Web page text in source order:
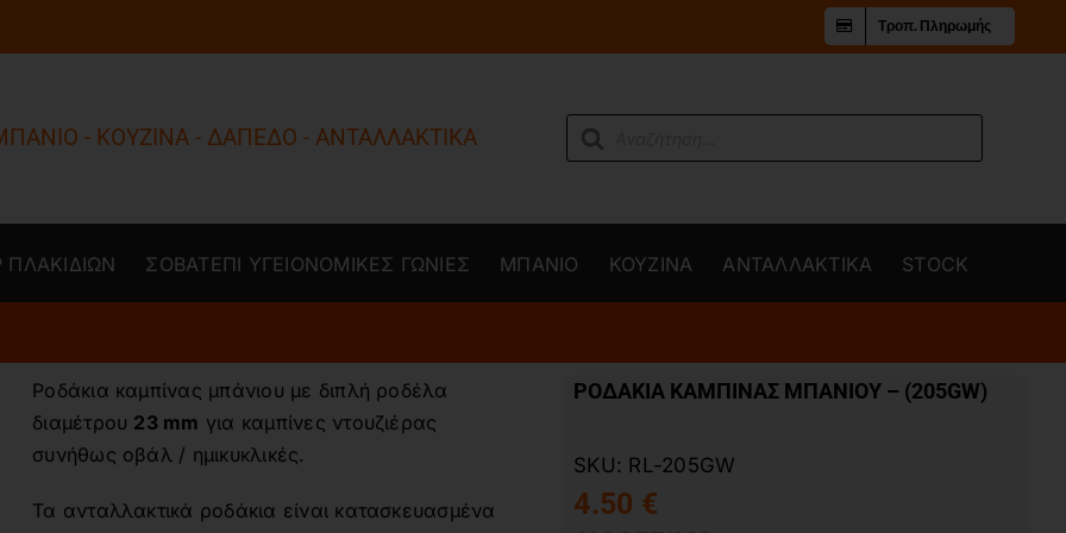
Τροπ. Πληρωμής
- ΚΟΥΖΙΝΑ - ΔΑΠΕΔΟ - ΑΝΤΑΛΛΑΚΤΙΚΑ
Products
search
ΣΟΒΑΤΕΠΙ ΥΓΕΙΟΝΟΜΙΚΕΣ ΓΩΝΙΕΣ ΜΠΑΝΙΟ ΚΟΥΖΙΝΑ ΑΝΤΑΛΛΑΚΤΙΚΑ STOCK
Ροδάκια καμπίνας μπάνιου με διπλή ροδέλα
διαμέτρου 23 mm για καμπίνες ντουζιέρας
συνήθως οβάλ / ημικυκλικές.
Τα ανταλλακτικά ροδάκια είναι κατασκευασμένα
ΡΟΔΑΚΙΑ ΚΑΜΠΙΝΑΣ ΜΠΑΝΙΟΥ – (205GW)
SKU: RL-205GW
4.50 €